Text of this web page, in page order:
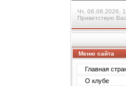
Чт, 06.08.2026,
Приветствую Вас
Меню сайта
Главная
О клубе